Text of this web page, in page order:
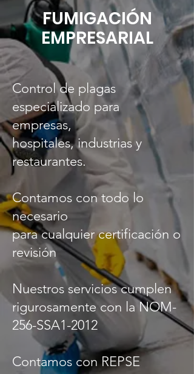
FUMIGACIÓN
EMPRESARIAL
Control de plagas
especializado para
empresas,
hospitales, industrias y
restaurantes.
Contamos con todo lo
necesario
para cualquier certificación o
revisión
Nuestros servicios cumplen
rigurosamente con la NOM-
256-SSA1-2012
Contamos con REPSE